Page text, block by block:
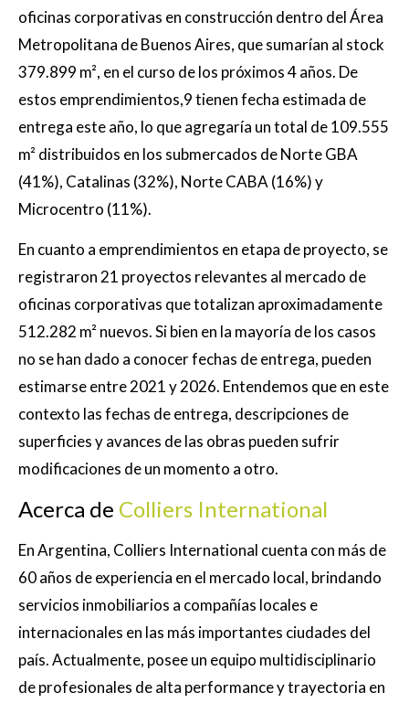
oficinas corporativas en construcción dentro del Área
Metropolitana de Buenos Aires, que sumarían al stock
379.899 m², en el curso de los próximos 4 años. De
estos emprendimientos,9 tienen fecha estimada de
entrega este año, lo que agregaría un total de 109.555
m² distribuidos en los submercados de Norte GBA
(41%), Catalinas (32%), Norte CABA (16%) y
Microcentro (11%).
En cuanto a emprendimientos en etapa de proyecto, se
registraron 21 proyectos relevantes al mercado de
oficinas corporativas que totalizan aproximadamente
512.282 m² nuevos. Si bien en la mayoría de los casos
no se han dado a conocer fechas de entrega, pueden
estimarse entre 2021 y 2026. Entendemos que en este
contexto las fechas de entrega, descripciones de
superficies y avances de las obras pueden sufrir
modificaciones de un momento a otro.
Acerca de Colliers International
En Argentina, Colliers International cuenta con más de
60 años de experiencia en el mercado local, brindando
servicios inmobiliarios a compañías locales e
internacionales en las más importantes ciudades del
país. Actualmente, posee un equipo multidisciplinario
de profesionales de alta performance y trayectoria en